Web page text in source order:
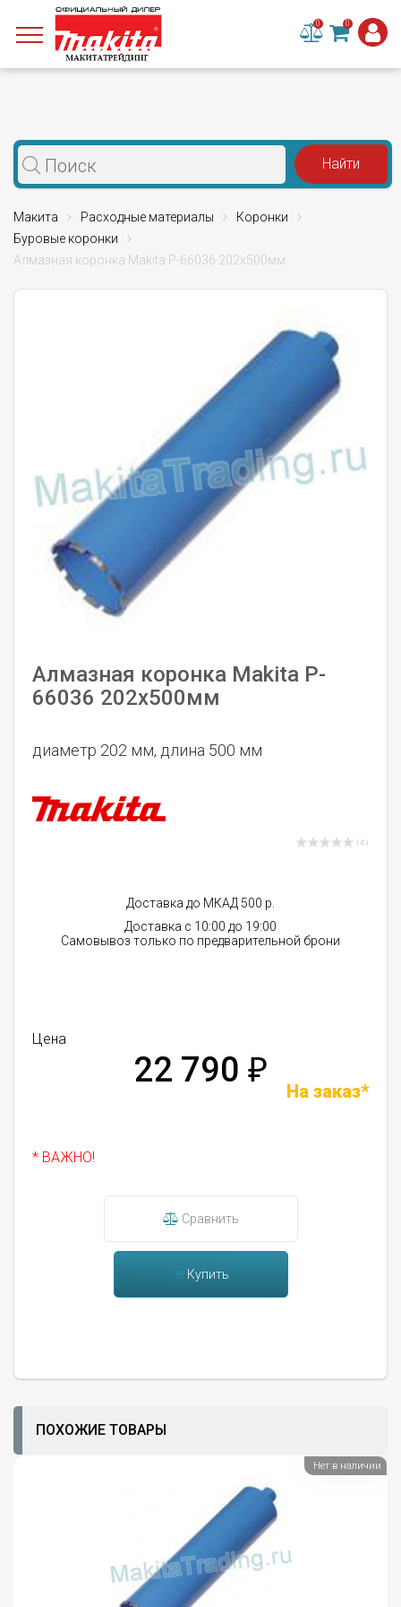
0 0
Макита Расходные материалы
Коронки
Буровые коронки
Алмазная коронка Makita P-66036 202x500мм
Алмазная коронка Makita P-
66036 202x500мм
диаметр 202 мм, длина 500 мм
( 0 )
Доставка до МКАД 500 р.
Доставка с 10:00 до 19:00
Самовывоз только по предварительной брони
Цена
22 790 ₽
На заказ*
* ВАЖНО!
Сравнить
Купить
ПОХОЖИЕ ТОВАРЫ
Нет в наличии